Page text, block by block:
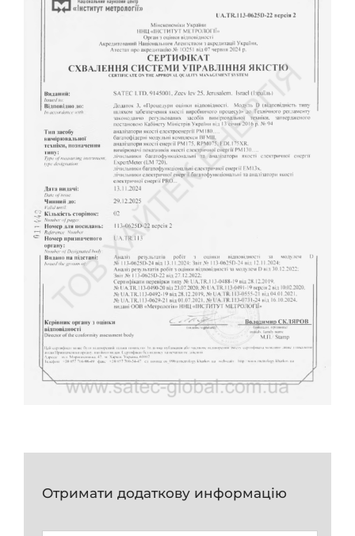
Отримати додаткову информацію